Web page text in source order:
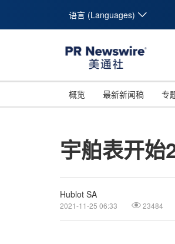
语言 (Languages)
概览 最新新闻稿 专
宇舶表开始
Hublot SA
2021-11-25 06:33 23484